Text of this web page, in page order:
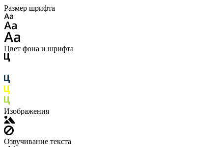
Размер шрифта
Цвет фона и шрифта
Изображения
Озвучивание текста